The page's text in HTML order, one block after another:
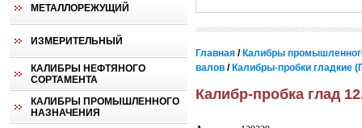
МЕТАЛЛОРЕЖУЩИЙ
ИЗМЕРИТЕЛЬНЫЙ
КАЛИБРЫ НЕФТЯНОГО
СОРТАМЕНТА
КАЛИБРЫ ПРОМЫШЛЕННОГО
НАЗНАЧЕНИЯ
Главная / Калибры
валов / Калибры-пробки гладкие
Калибр-пробка глад